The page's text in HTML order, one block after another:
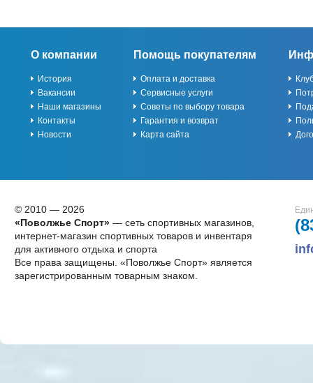
О компании
История
Вакансии
Наши магазины
Контакты
Новости
Помощь покупателям
Оплата и доставка
Сервисные услуги
Советы по выбору товара
Гарантия и возврат
Карта сайта
© 2010 — 2026
«Поволжье Спорт»— сеть спортивных магазинов,
интернет-магазин спортивных товаров и инвентаря
для активного отдыха и спорта
Все права защищены. «Поволжье Спорт» является
зарегистрированным товарным знаком.